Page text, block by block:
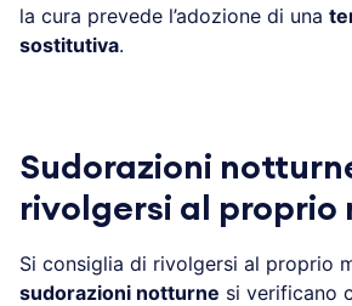
la cura prevede l’adozione di una
sostitutiva.
Sudorazioni
rivolgersi al proprio
Si consiglia di rivolgersi al proprio
sudorazioni notturne si verificano